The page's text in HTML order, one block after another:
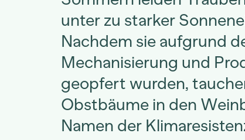
unter zu starker
Nachdem sie aufgrund
Mechanisierung und
geopfert wurden,
Obstbäume in den
Namen der